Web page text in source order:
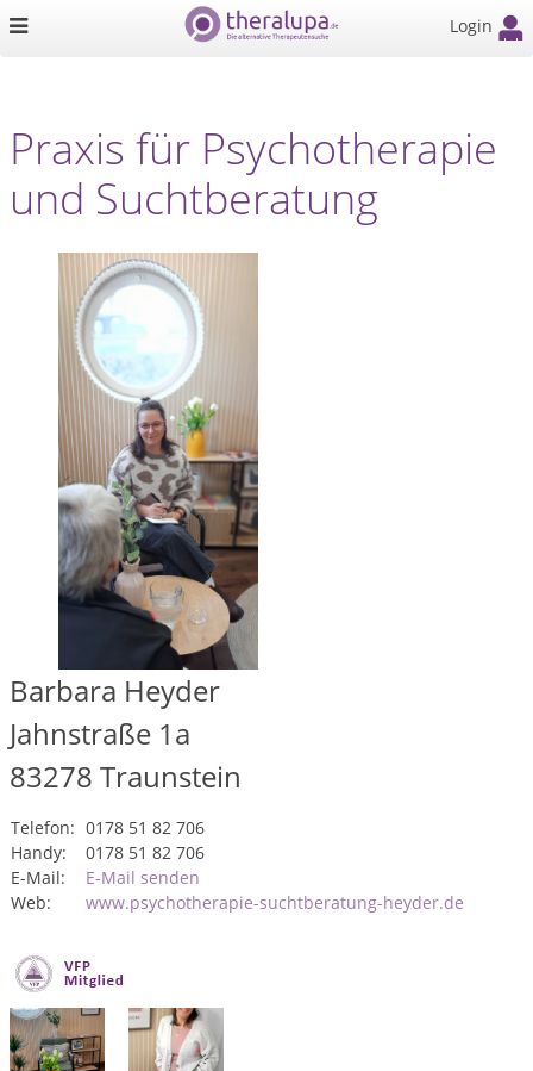
Login
Praxis für Psychotherapie
und Suchtberatung
Barbara Heyder
Jahnstraße 1a
83278 Traunstein
Telefon: 0178 51 82 706
Handy:
0178 51 82 706
E-Mail:
E-Mail senden
Web:
www.psychotherapie-suchtberatung-heyder.de